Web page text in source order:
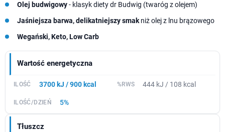
Olej budwigowy- klasyk diety dr Budwig (twaróg z olejem)
Jaśniejsza barwa, delikatniejszy smakniż olej z lnu brązowego
Wegański, Keto, Low Carb
Wartość energetyczna
3700 kJ / 900 kcal 444 kJ / 108 kcal
5%
Tłuszcz